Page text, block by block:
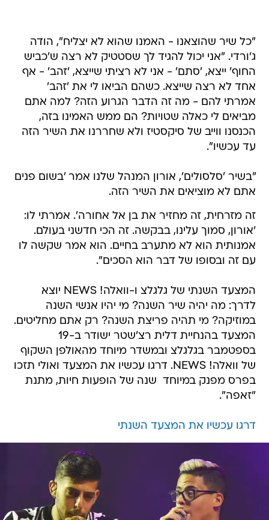
"כל שיר שהוצאנו - האמנו שהוא לא יצליח", הודה
ג'ורדי. "אני יכול להגיד לך שסטטיק לא רצה ש'כביש
החוף' ייצא, 'סתם' - אני לא רציתי שייצא, 'זהב' - אף
אחד לא רצה שייצא. כשהם הביאו לי את 'זהב'
אמרתי להם - מה זה הדבר הגרוע הזה? למה אתם
מביאים לי כאלה שטויות? הם ממש האמינו בזה,
הכנסנו ווייב של סיקסטיז ולא שחררנו את השיר הזה
עד עכשיו".
"בשיר 'סלסולים', אורון המנהל שלנו אמר 'בשום פנים
אתם לא מוציאים את השיר הזה.
זה מזרחית, זה מחזיר את בן אל אחורה'. אמרתי לו:
'אורון, סמוך עלינו, בבקשה. זה הכי חדשני בעולם.
אמנותית הוא לא מתערב בחיים. הוא אמר שקשה לו
עם זה ובסופו של דבר הוא הסכים".
המצעד השנתי של גלגלצ ו-וואלה! NEWS יוצא
לדרך: מה יהיה שיר השנה? מי יהיו אנשי השנה
במוזיקה? מי תהיה פריצת השנה? רק אתם מחליטים.
המצעד בהנחיית דלית רצ'שטר ישודר ב-19
בספטמבר בגלגלצ ובמשדר מיוחד מהאולפן השקוף
של וואלה! NEWS. דרגו עכשיו את המצעד ואולי תזכו
בפרס מפנק במיוחד  שנה של הופעות חיות, מתנת
"זאפה".
דרגו עכשיו את המצעד השנתי